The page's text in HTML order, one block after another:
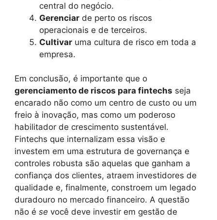
central do negócio.
Gerenciar de perto os riscos
operacionais e de terceiros.
Cultivar uma cultura de risco em toda a
empresa.
Em conclusão, é importante que o
gerenciamento de riscos para fintechs seja
encarado não como um centro de custo ou um
freio à inovação, mas como um poderoso
habilitador de crescimento sustentável.
Fintechs que internalizam essa visão e
investem em uma estrutura de governança e
controles robusta são aquelas que ganham a
confiança dos clientes, atraem investidores de
qualidade e, finalmente, constroem um legado
duradouro no mercado financeiro. A questão
não é se você deve investir em gestão de